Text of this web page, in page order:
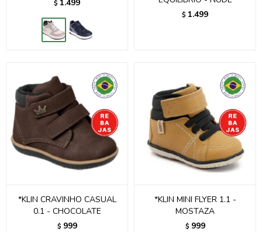
$ 1.499
$ 1.499
*KLIN CRAVINHO CASUAL
0.1 - CHOCOLATE
$ 999
*KLIN MINI FLYER 1.1 -
MOSTAZA
$ 999